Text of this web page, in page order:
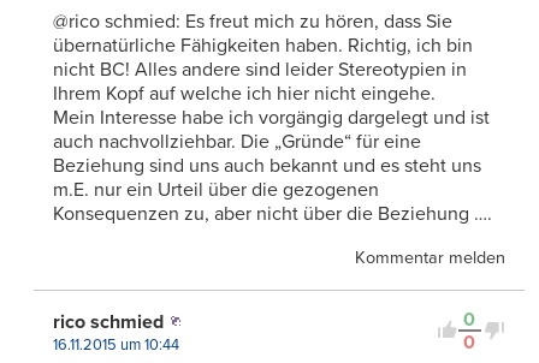
@rico schmied: Es freut mich zu hören, dass Sie
übernatürliche Fähigkeiten haben. Richtig, ich bin
nicht BC! Alles andere sind leider Stereotypien in
Ihrem Kopf auf welche ich hier nicht eingehe.
Mein Interesse habe ich vorgängig dargelegt und ist
auch nachvollziehbar. Die „Gründe“ für eine
Beziehung sind uns auch bekannt und es steht uns
m.E. nur ein Urteil über die gezogenen
Konsequenzen zu, aber nicht über die Beziehung ….
Kommentar melden
0
0
rico schmied
16.11.2015 um 10:44